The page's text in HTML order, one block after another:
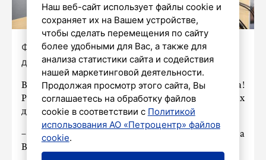
Фото: Александр Глуз / «Петербургский
дневник»
В эфире очередной выпуск ПДкаста!
Рассказываем о самых интересных событиях
дня в удобном аудиоформате.
– Память на долгие годы: 85 лет с начала
Великой Отечественной войны.
Наш веб-сайт использует файлы cookie и
сохраняет их на Вашем устройстве,
чтобы сделать перемещения по сайту
более удобными для Вас, а также для
анализа статистики сайта и содействия
нашей маркетинговой деятельности.
Продолжая просмотр этого сайта, Вы
соглашаетесь на обработку файлов
cookie в соответствии с Политикой
использования АО «Петроцентр» файлов
cookie.